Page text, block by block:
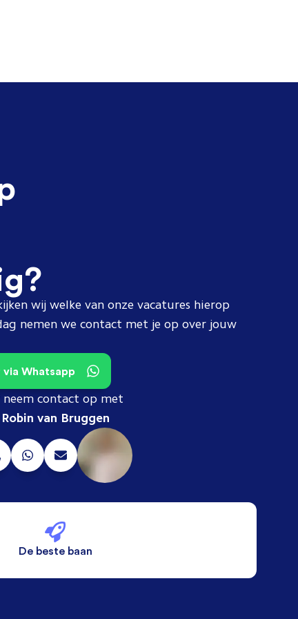
wij welke van onze vacatures hierop
nemen we contact met je op over jouw
Whatsapp
contact op met
Robin van Bruggen
De beste baan